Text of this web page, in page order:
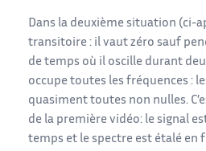
Dans la deuxième situation (ci-
transitoire : il vaut zéro sauf
de temps où il oscille durant
occupe toutes les fréquences :
quasiment toutes non nulles.
de la première vidéo: le signal
temps et le spectre est étalé en